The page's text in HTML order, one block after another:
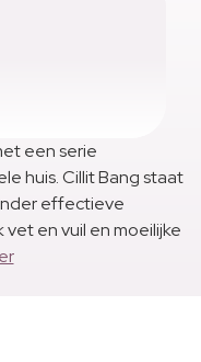
een serie
huis. Cillit Bang staat
effectieve
en vuil en moeilijke